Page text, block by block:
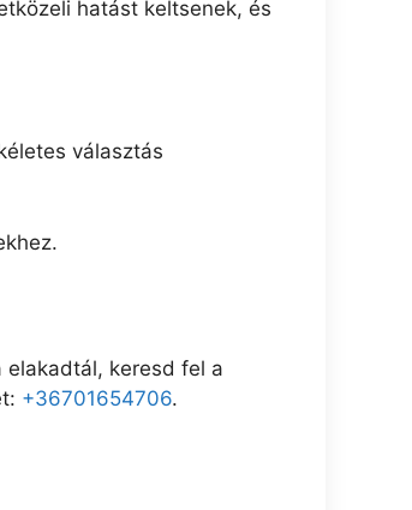
hatást keltsenek, és
választás
elakadtál, keresd fel a
+36701654706.